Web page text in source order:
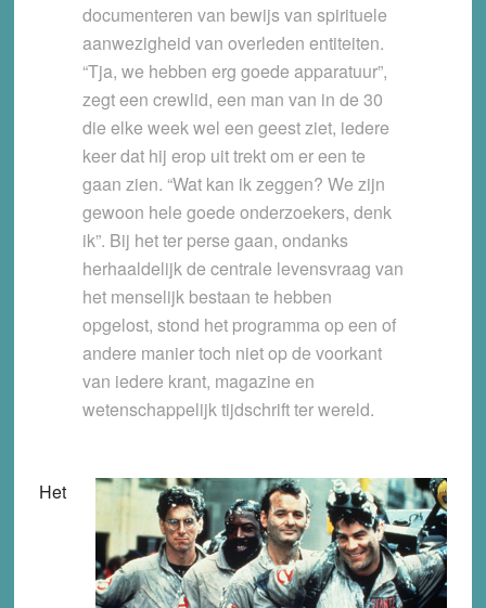
documenteren van bewijs van spirituele
aanwezigheid van overleden entiteiten.
“Tja, we hebben erg goede apparatuur”,
zegt een crewlid, een man van in de 30
die elke week wel een geest ziet, iedere
keer dat hij erop uit trekt om er een te
gaan zien. “Wat kan ik zeggen? We zijn
gewoon hele goede onderzoekers, denk
ik”. Bij het ter perse gaan, ondanks
herhaaldelijk de centrale levensvraag van
het menselijk bestaan te hebben
opgelost, stond het programma op een of
andere manier toch niet op de voorkant
van iedere krant, magazine en
wetenschappelijk tijdschrift ter wereld.
Het